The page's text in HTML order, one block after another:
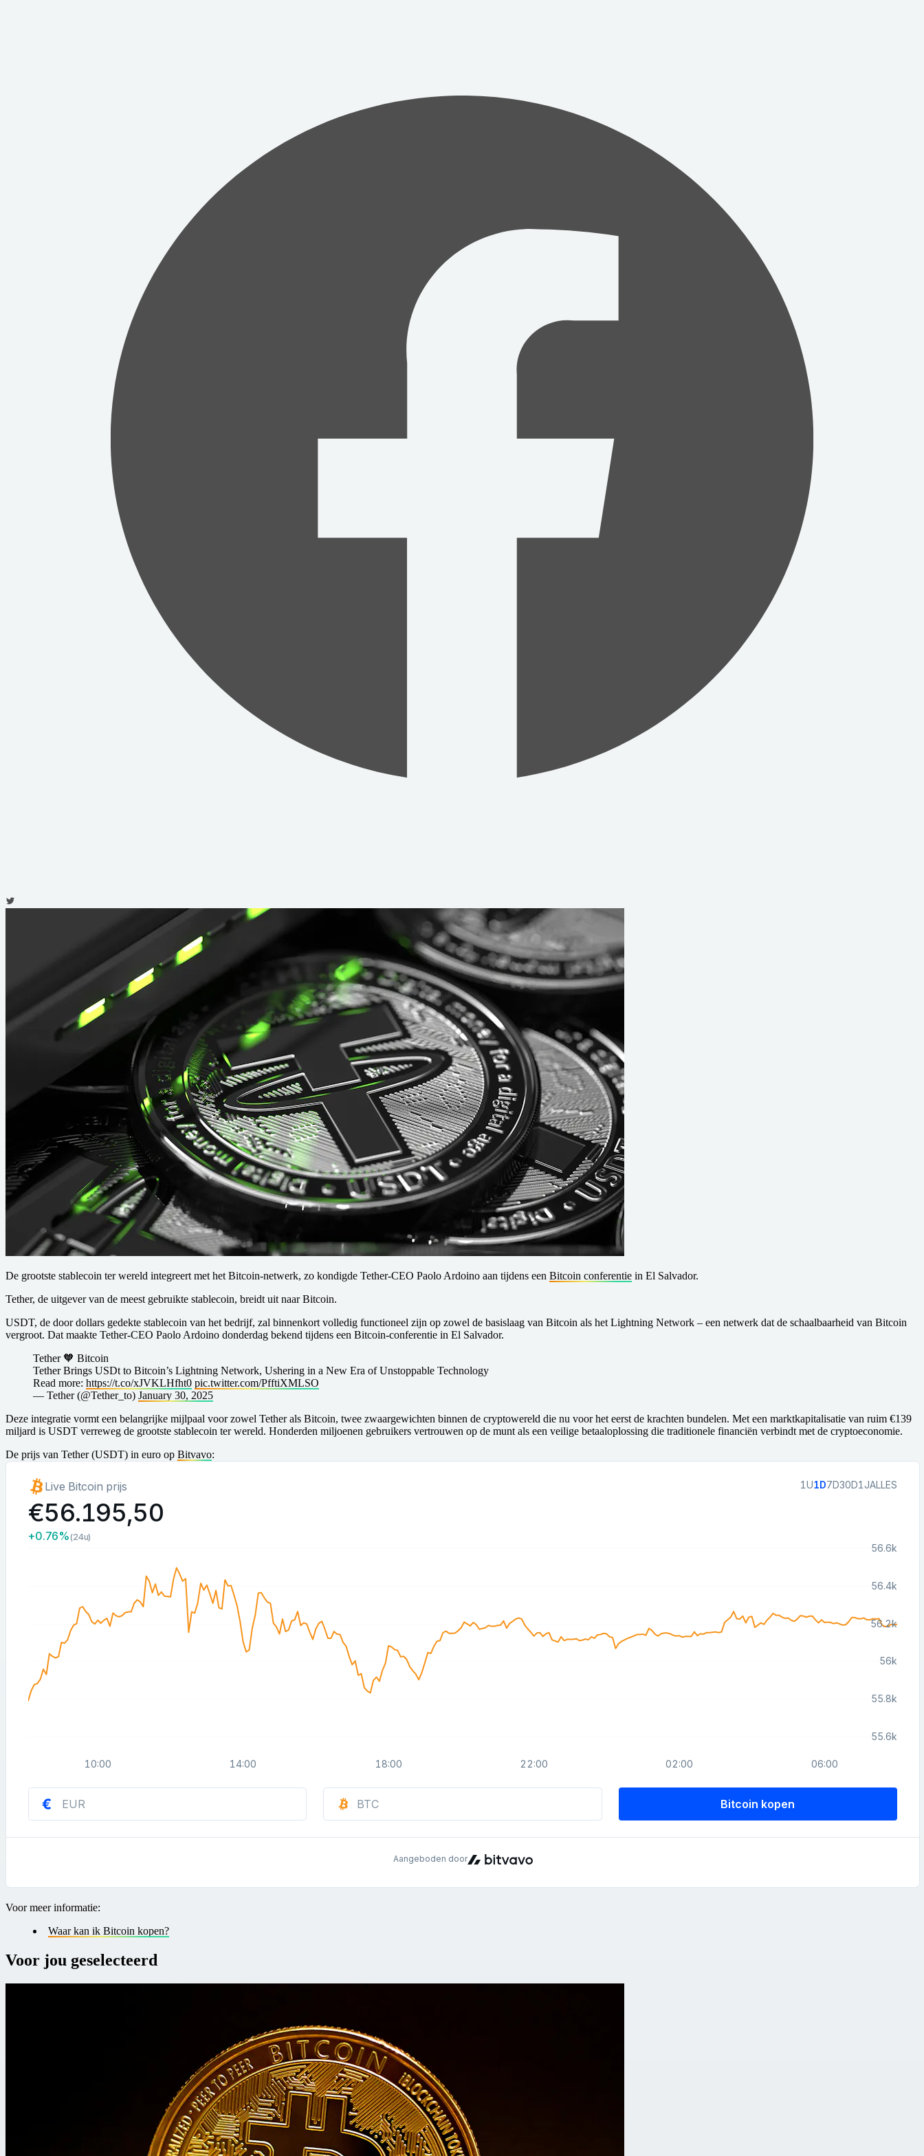
De grootste stablecoin ter wereld integreert met het Bitcoin-netwerk, zo kondigde Tether-CEO Paolo Ardoino aan tijdens een Bitcoin conferentie in El Salvador.
Tether, de uitgever van de meest gebruikte stablecoin, breidt uit naar Bitcoin.
USDT, de door dollars gedekte stablecoin van het bedrijf, zal binnenkort volledig functioneel zijn op zowel de basislaag van Bitcoin als het Lightning Network – een netwerk dat de schaalbaarheid van Bitcoin
vergroot. Dat maakte Tether-CEO Paolo Ardoino donderdag bekend tijdens een Bitcoin-conferentie in El Salvador.
Tether 🧡 Bitcoin
Tether Brings USDt to Bitcoin’s Lightning Network, Ushering in a New Era of Unstoppable Technology
Read more: https://t.co/xJVKLHfht0 pic.twitter.com/PfftiXMLSO
— Tether (@Tether_to) January 30, 2025
Deze integratie vormt een belangrijke mijlpaal voor zowel Tether als Bitcoin, twee zwaargewichten binnen de cryptowereld die nu voor het eerst de krachten bundelen. Met een marktkapitalisatie van ruim €139
miljard is USDT verreweg de grootste stablecoin ter wereld. Honderden miljoenen gebruikers vertrouwen op de munt als een veilige betaaloplossing die traditionele financiën verbindt met de cryptoeconomie.
De prijs van Tether (USDT) in euro op Bitvavo:
Voor meer informatie:
Waar kan ik Bitcoin kopen?
Voor jou geselecteerd